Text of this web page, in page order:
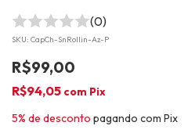
(0)
SKU: CapCh-SnRollin-Az-P
R$99,00
R$94,05 com Pix
5% de desconto pagando com Pix